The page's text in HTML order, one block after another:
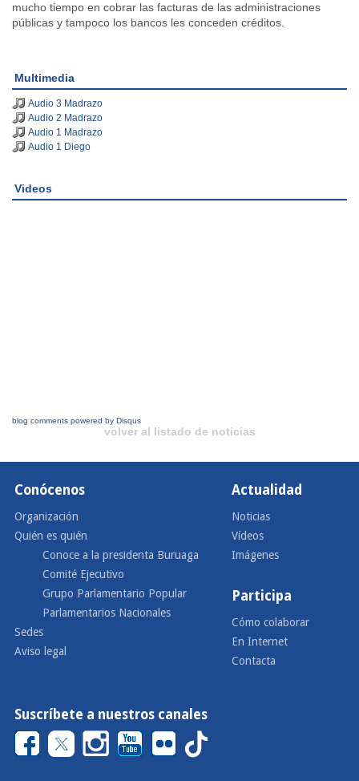
mucho tiempo en cobrar las facturas de las administraciones
públicas y tampoco los bancos les conceden créditos.
Multimedia
Audio 3 Madrazo
Audio 2 Madrazo
Audio 1 Madrazo
Audio 1 Diego
Videos
blog comments powered by Disqus
volver al listado de noticias
Conócenos
Organización
Quién es quién
Conoce a la presidenta Buruaga
Comité Ejecutivo
Grupo Parlamentario Popular
Parlamentarios Nacionales
Sedes
Aviso legal
Actualidad
Noticias
Vídeos
Imágenes
Participa
Cómo colaborar
En Internet
Contacta
Suscríbete a nuestros canales